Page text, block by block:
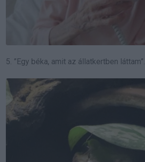
5. ”Egy béka, amit az állatkertben láttam”.